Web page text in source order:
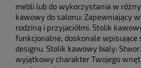
mebli lub do wykorzystania w
kawowy do salonu: Zapewniający
rodziną i przyjaciółmi. Stolik
funkcjonalne, doskonale wpisujące
designu. Stolik kawowy bialy:
wyjątkowy charakter Twojego